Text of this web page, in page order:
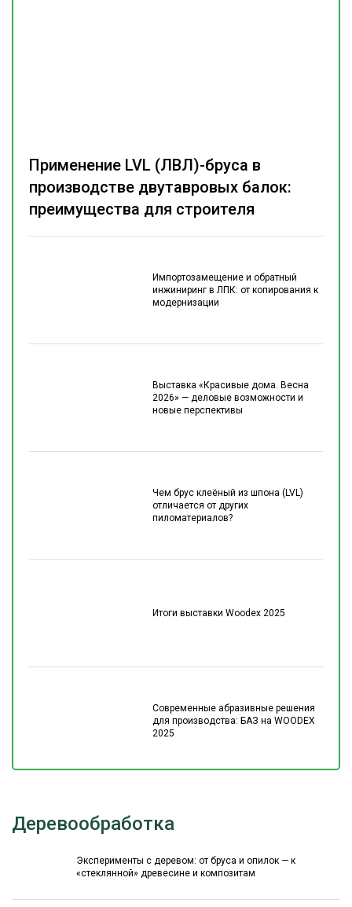
Импортозамещение и обратный
инжиниринг в ЛПК: от копирования к
модернизации
Выставка «Красивые дома. Весна
2026» — деловые возможности и
новые перспективы
Чем брус клеёный из шпона (LVL)
отличается от других
пиломатериалов?
Итоги выставки Woodex 2025
Современные абразивные решения
для производства: БАЗ на WOODEX
2025
Применение LVL (ЛВЛ)-бруса в
производстве двутавровых балок:
преимущества для строителя
Деревообработка
Эксперименты с деревом: от бруса и опилок — к
«стеклянной» древесине и композитам